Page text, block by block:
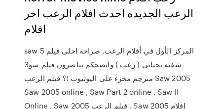
الرعب الجديده احدث افلام الرعب اخر
افلام
saw 5 المركز الأول في أفلام الرعب. صراحة احلى فيلم
شفته بحياتي ( رعب ) وانصحكم تناضرون فيلم سو3
مترجم مجزء على اليوتيوب !؟ فيلم الرعب Saw 2005
Saw 2005 online , Saw Part 2 online , Saw II
Online , Saw 2005 فيلم الرعب , Saw 2005 افلام